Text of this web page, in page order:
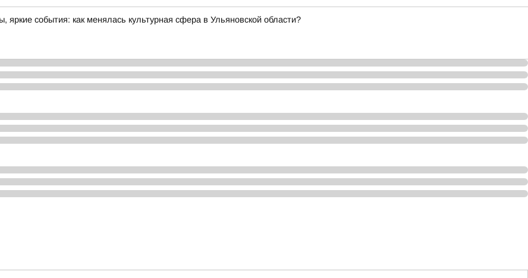
яркие события: как менялась культурная сфера в Ульяновской области?